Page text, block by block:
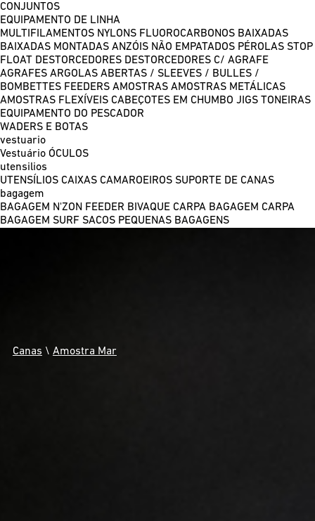
CONJUNTOS
EQUIPAMENTO DE LINHA
MULTIFILAMENTOS NYLONS FLUOROCARBONOS BAIXADAS
BAIXADAS MONTADAS ANZÓIS NÃO EMPATADOS PÉROLAS STOP
FLOAT DESTORCEDORES DESTORCEDORES C/ AGRAFE
AGRAFES ARGOLAS ABERTAS / SLEEVES / BULLES /
BOMBETTES FEEDERS AMOSTRAS AMOSTRAS METÁLICAS
AMOSTRAS FLEXÍVEIS CABEÇOTES EM CHUMBO JIGS TONEIRAS
EQUIPAMENTO DO PESCADOR
WADERS E BOTAS
vestuario
Vestuário ÓCULOS
utensilios
UTENSÍLIOS CAIXAS CAMAROEIROS SUPORTE DE CANAS
bagagem
BAGAGEM N'ZON FEEDER BIVAQUE CARPA BAGAGEM CARPA
BAGAGEM SURF SACOS PEQUENAS BAGAGENS
Canas \ Amostra Mar